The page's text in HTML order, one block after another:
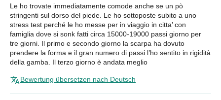
Le ho trovate immediatamente comode anche se un pò
stringenti sul dorso del piede. Le ho sottoposte subito a uno
stress test perché le ho messe per in viaggio in citta’ con
famiglia dove si sonk fatti circa 15000-19000 passi giorno per
tre giorni. Il primo e secondo giorno la scarpa ha dovuto
prendere la forma e il gran numero di passi l’ho sentito in rigidità
della gamba. Il terzo giorno è andata meglio
Bewertung übersetzen nach Deutsch